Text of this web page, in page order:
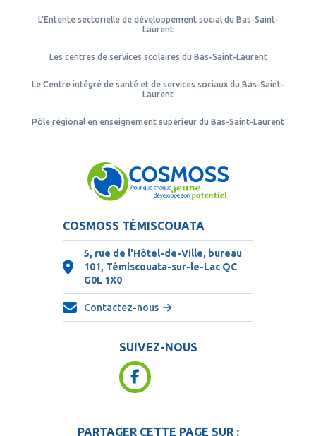
L'Entente sectorielle de développement social du Bas-Saint-
Laurent
Les centres de services scolaires du Bas-Saint-Laurent
Le Centre intégré de santé et de services sociaux du Bas-Saint-
Laurent
Pôle régional en enseignement supérieur du Bas-Saint-Laurent
COSMOSS TÉMISCOUATA
5, rue de l'Hôtel-de-Ville, bureau
101, Témiscouata-sur-le-Lac QC
G0L 1X0
Contactez-nous
SUIVEZ-NOUS
PARTAGER CETTE PAGE SUR :